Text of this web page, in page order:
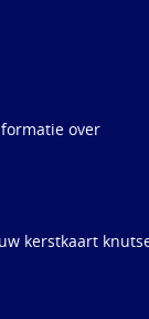
over
kerstkaart